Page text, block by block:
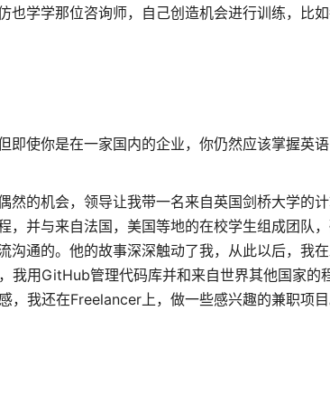
学学那位咨询师，自己创造机会进行训练，比
使你是在一家国内的企业，你仍然应该掌握英
的机会，领导让我带一名来自英国剑桥大学的计
并与来自法国，美国等地的在校学生组成团队
通的。他的故事深深触动了我，从此以后，我
用GitHub管理代码库并和来自世界其他国家的
我还在Freelancer上，做一些感兴趣的兼职项